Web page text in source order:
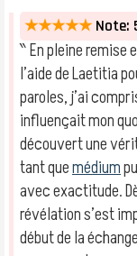
★★★★★ Note:
‶ En pleine
l’aide de Laetitia
paroles, j’ai
influençait mon
découvert une
tant quemédium
avec exactitude.
révélation s’est
début de la